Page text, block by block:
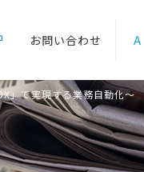
お問い合わせ A
」で実現する業務自動化～